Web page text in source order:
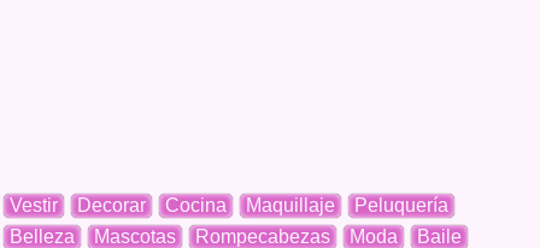
Vestir Decorar Cocina Maquillaje
Peluquería
Belleza
Mascotas Rompecabezas Moda
Baile